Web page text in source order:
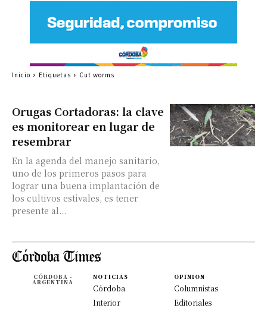
Orugas Cortadoras: la clave
es monitorear en lugar de
resembrar
En la agenda del manejo sanitario,
uno de los primeros pasos para
lograr una buena implantación de
los cultivos estivales, es tener
presente al...
Inicio Etiquetas Cut worms
CÓRDOBA -
ARGENTINA
NOTICIAS
Córdoba
Interior
OPINION
Columnistas
Editoriales